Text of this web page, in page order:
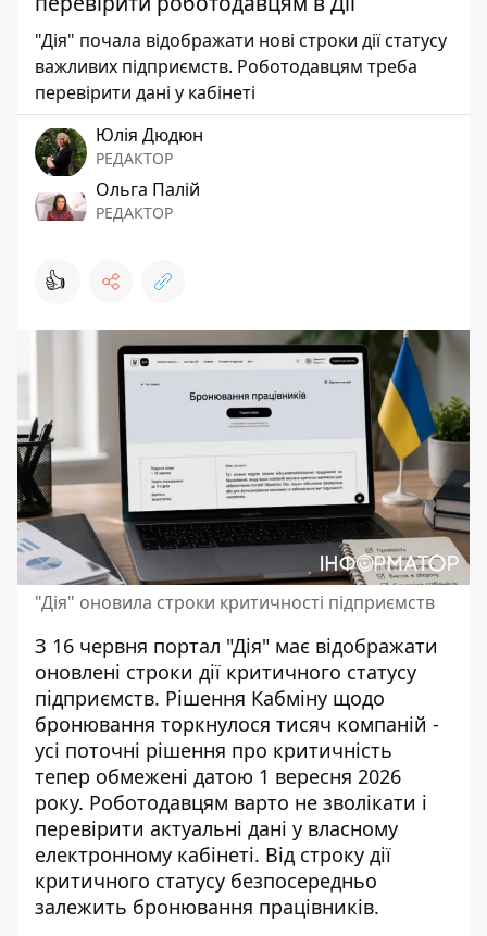
"Дія" почала відображати нові строки дії статусу
важливих підприємств. Роботодавцям треба
перевірити дані у кабінеті
Юлія Дюдюн
РЕДАКТОР
Ольга Палій
РЕДАКТОР
👍
"Дія" оновила строки критичності підприємств
З 16 червня портал "Дія" має відображати
оновлені строки дії критичного статусу
підприємств. Рішення Кабміну щодо
бронювання торкнулося тисяч компаній -
усі поточні рішення про критичність
тепер обмежені датою 1 вересня 2026
року. Роботодавцям варто не зволікати і
перевірити актуальні дані у власному
електронному кабінеті. Від строку дії
критичного статусу безпосередньо
залежить бронювання працівників.